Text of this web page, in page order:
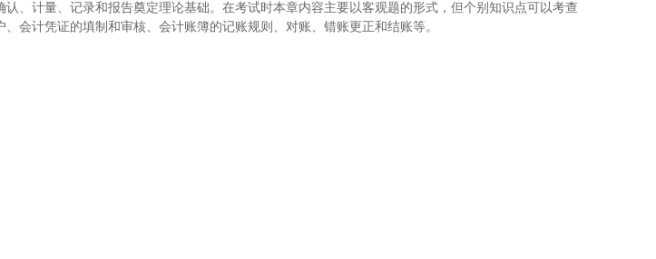
计量、记录和报告奠定理论基础。在考试时本章内容主要以客观题的形式，但个别知识点可以考查
会计凭证的填制和审核、会计账簿的记账规则、对账、错账更正和结账等。